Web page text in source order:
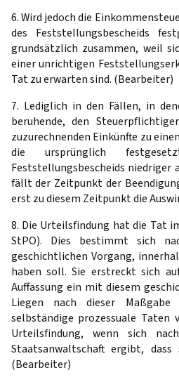
6. Wird jedoch die
des Feststellungsbescheids
grundsätzlich zusammen, weil
einer unrichtigen
Tat zu erwarten sind. (Bearbeiter)
7. Lediglich in den Fällen, in
beruhende, den
zuzurechnenden Einkünfte zu
die ursprünglich
Feststellungsbescheids
fällt der Zeitpunkt der
erst zu diesem Zeitpunkt die
8. Die Urteilsfindung hat die Tat
StPO). Dies bestimmt sich
geschichtlichen Vorgang,
haben soll. Sie erstreckt sich
Auffassung ein mit diesem
Liegen nach dieser Maßgabe
selbständige prozessuale Taten
Urteilsfindung, wenn sich
Staatsanwaltschaft ergibt,
(Bearbeiter)